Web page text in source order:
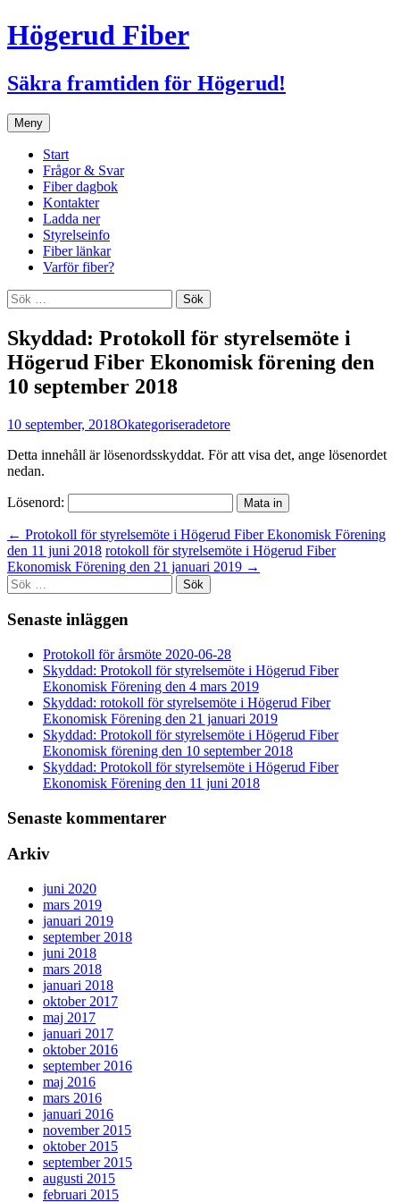
Hoppa
till
Högerud Fiber
Säkra framtiden för Högerud!
Meny
Start
Frågor & Svar
Fiber dagbok
Kontakter
Ladda ner
Styrelseinfo
Fiber länkar
Varför fiber?
Sök
efter:
Skyddad: Protokoll för styrelsemöte i
Högerud Fiber Ekonomisk förening den
10 september 2018
10 september, 2018Okategoriseradetore
Detta innehåll är lösenordsskyddat. För att visa det, ange lösenordet
nedan.
Lösenord:
Inläggsnavigering
← Protokoll för styrelsemöte i Högerud Fiber Ekonomisk Förening
den 11 juni 2018 rotokoll för styrelsemöte i Högerud Fiber
Ekonomisk Förening den 21 januari 2019 →
Sök
efter:
Senaste inläggen
Protokoll för årsmöte 2020-06-28
Skyddad: Protokoll för styrelsemöte i Högerud Fiber
Ekonomisk Förening den 4 mars 2019
Skyddad: rotokoll för styrelsemöte i Högerud Fiber
Ekonomisk Förening den 21 januari 2019
Skyddad: Protokoll för styrelsemöte i Högerud Fiber
Ekonomisk förening den 10 september 2018
Skyddad: Protokoll för styrelsemöte i Högerud Fiber
Ekonomisk Förening den 11 juni 2018
Senaste kommentarer
Arkiv
juni 2020
mars 2019
januari 2019
september 2018
juni 2018
mars 2018
januari 2018
oktober 2017
maj 2017
januari 2017
oktober 2016
september 2016
maj 2016
mars 2016
januari 2016
november 2015
oktober 2015
september 2015
augusti 2015
februari 2015